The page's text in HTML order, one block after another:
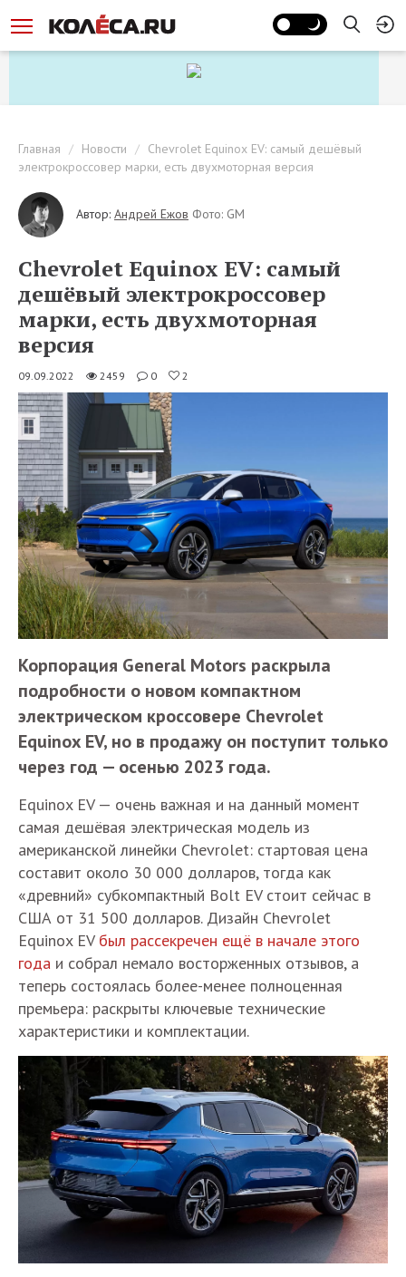
Главная Новости
Chevrolet Equinox EV: самый дешёвый
электрокроссовер марки, есть двухмоторная версия
Автор: Андрей Ежов Фото: GM
Chevrolet Equinox EV: самый
дешёвый электрокроссовер
марки, есть двухмоторная
версия
09.09.2022 2459 0 2
Корпорация General Motors раскрыла
подробности о новом компактном
электрическом кроссовере Chevrolet
Equinox EV, но в продажу он поступит только
через год — осенью 2023 года.
Equinox EV — очень важная и на данный момент
самая дешёвая электрическая модель из
американской линейки Chevrolet: стартовая цена
составит около 30 000 долларов, тогда как
«древний» субкомпактный Bolt EV стоит сейчас в
США от 31 500 долларов. Дизайн Chevrolet
Equinox EV был рассекречен ещё в начале этого
года и собрал немало восторженных отзывов, а
теперь состоялась более-менее полноценная
премьера: раскрыты ключевые технические
характеристики и комплектации.